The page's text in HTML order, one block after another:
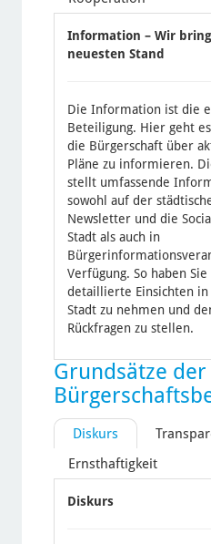
Information – Wir
neuesten Stand
Die Information ist die
Beteiligung. Hier geht
die Bürgerschaft über
Pläne zu informieren.
stellt umfassende
sowohl auf der
Newsletter und die
Stadt als auch in
Verfügung. So haben
detaillierte Einsichten
Stadt zu nehmen und
Rückfragen zu stellen.
Grundsätze der
Diskurs
Ernsthaftigkeit
Diskurs